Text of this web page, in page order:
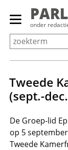
Overslaan
Primair
menu
tonen/
onder
Tweede
(sept.-
De Groep-lid
op 5
Tweede